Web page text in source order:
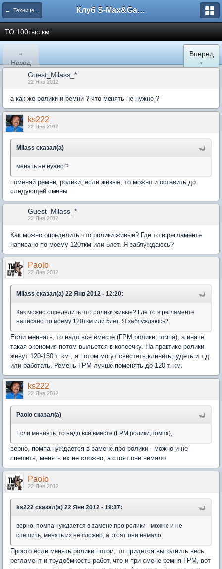
← Техническое обслуживание (ТО) Клуб S-Max&Galaxy
ТО 100тыс.км
«
Назад
Вперед
»
Guest_Milass_*
22 Янв 2012
а как же ролики и ремни ? что менять не нужно ?
ks222
22 Янв 2012
Milass сказал(а)
менять не нужно ?
поменяй ремни, ролики, если живые, то можно и оставить до
следующей смены
Guest_Milass_*
22 Янв 2012
Как можно определить что ролики живые? Где то в регламенте
написано по моему 120ткм или 5лет. Я заблуждаюсь?
Paolo
22 Янв 2012
Milass сказал(а) 22 Янв 2012 - 12:20:
Как можно определить что ролики живые? Где то в регламенте
написано по моему 120ткм или 5лет. Я заблуждаюсь?
Если меннять, то надо всё вместе (ГРМ,ролики,помпа), а иначе
такая экономия потом выльется в копеечку. На практике ролики
живут 120-150 т. км , а потом могут свистеть,клинить,гудеть и т.д.
или работать. Ремень ГРМ лучше поменять до 120 т. км.
ks222
22 Янв 2012
Paolo сказал(а)
Если меннять, то надо всё вместе (ГРМ,ролики,помпа),
верно, помпа нуждается в замене.про ролики - можно и не
спешить, менять их не сложно, а стоят они немало
Paolo
22 Янв 2012
ks222 сказал(а) 22 Янв 2012 - 19:37:
верно, помпа нуждается в замене.про ролики - можно и не
спешить, менять их не сложно, а стоят они немало
Просто если менять ролики потом, то придётся выполнить весь
регламент и трудоёмкость работ, что и при смене ремня ГРМ, вот